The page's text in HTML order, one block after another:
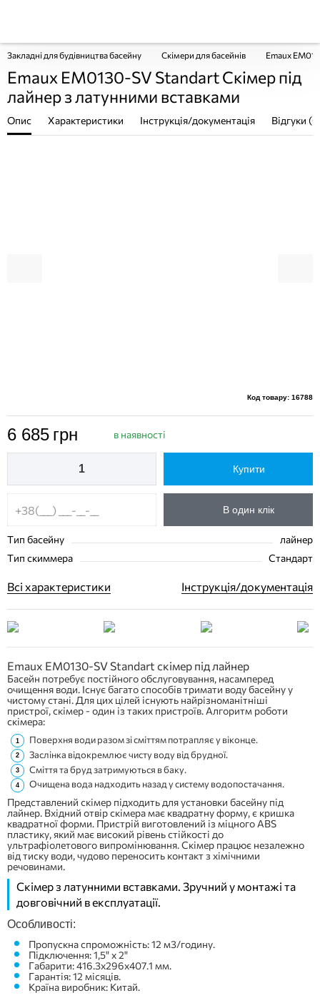
Закладні для будівництва басейну Скімери для басейнів Emaux
Emaux EM0130-SV Standart Скімер під
лайнер з латунними вставками
Опис Характеристики Інструкція/документація Відгуки
Код товару: 16788
6 685 грн в наявності
Купити
В один клік
Тип басейну
лайнер
Тип скиммера
Стандарт
Всі характеристики Інструкція/документація
Emaux EM0130-SV Standart скімер під лайнер
Басейн потребує постійного обслуговування, насамперед
очищення води. Існує багато способів тримати воду басейну у
чистому стані. Для цих цілей існують найрізноманітніші
пристрої, скімер - один із таких пристроїв. Алгоритм роботи
скімера:
Поверхня води разом зі сміттям потрапляє у віконце.
Заслінка відокремлює чисту воду від брудної.
Сміття та бруд затримуються в баку.
Очищена вода надходить назад у систему водопостачання.
Представлений скімер підходить для установки басейну під
лайнер. Вхідний отвір скімера має квадратну форму, є кришка
квадратної форми. Пристрій виготовлений із міцного ABS
пластику, який має високий рівень стійкості до
ультрафіолетового випромінювання. Скімер працює незалежно
від тиску води, чудово переносить контакт з хімічними
речовинами.
Скімер з латунними вставками. Зручний у монтажі та
довговічний в експлуатації.
Особливості:
Пропускна спроможність: 12 м3/годину.
Підключення: 1,5" x 2"
Габарити: 416.3х296х407.1 мм.
Гарантія: 12 місяців.
Країна виробник: Китай.